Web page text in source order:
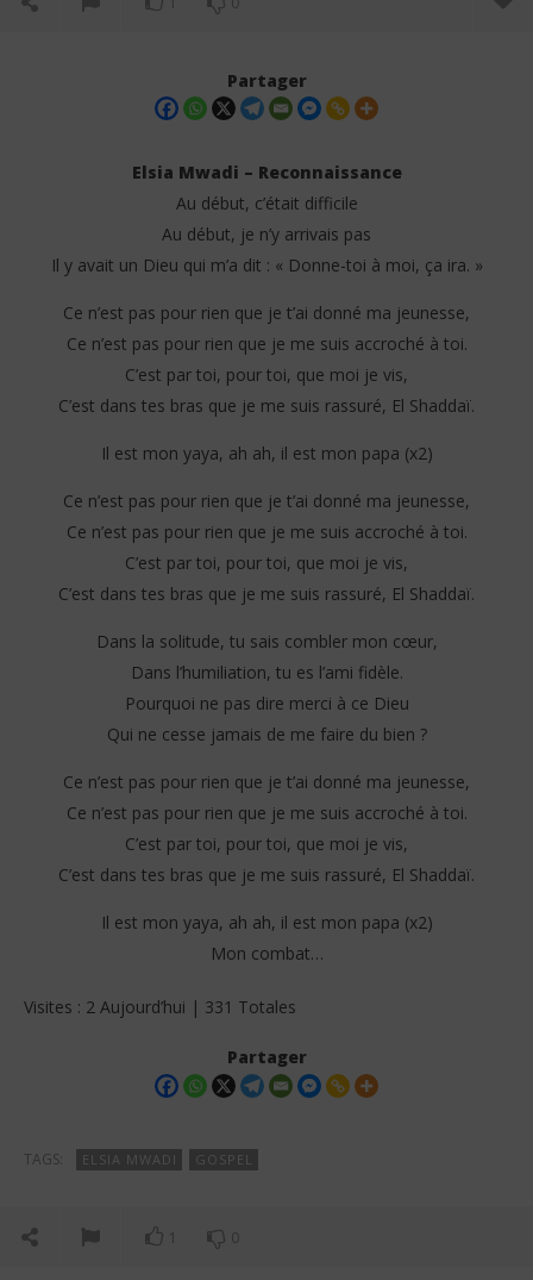
Elsia Mwadi – Reconnaissance (Lyrics)
Stone
Partager
Elsia Mwadi – Reconnaissance
Au début, c’était difficile
Au début, je n’y arrivais pas
Il y avait un Dieu qui m’a dit : « Donne-toi à moi, ça ira. »
Ce n’est pas pour rien que je t’ai donné ma jeunesse,
Ce n’est pas pour rien que je me suis accroché à toi.
C’est par toi, pour toi, que moi je vis,
C’est dans tes bras que je me suis rassuré, El Shaddaï.
Il est mon yaya, ah ah, il est mon papa (x2)
Ce n’est pas pour rien que je t’ai donné ma jeunesse,
Ce n’est pas pour rien que je me suis accroché à toi.
C’est par toi, pour toi, que moi je vis,
C’est dans tes bras que je me suis rassuré, El Shaddaï.
Dans la solitude, tu sais combler mon cœur,
Dans l’humiliation, tu es l’ami fidèle.
Pourquoi ne pas dire merci à ce Dieu
Qui ne cesse jamais de me faire du bien ?
Ce n’est pas pour rien que je t’ai donné ma jeunesse,
Ce n’est pas pour rien que je me suis accroché à toi.
C’est par toi, pour toi, que moi je vis,
C’est dans tes bras que je me suis rassuré, El Shaddaï.
Il est mon yaya, ah ah, il est mon papa (x2)
Mon combat…
Visites : 2 Aujourd’hui | 331 Totales
Partager
TAGS: ELSIA MWADI GOSPEL
1 0